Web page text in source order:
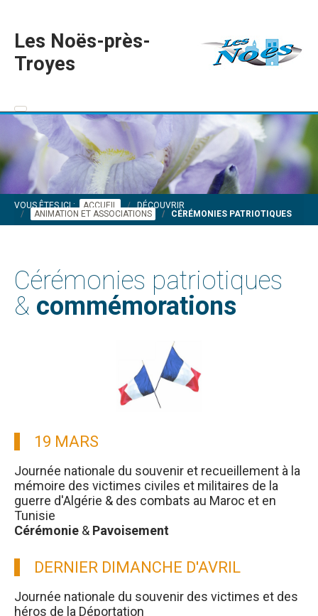
Les Noës-près-
Troyes
VOUS ÊTES ICI : ACCUEIL
DÉCOUVRIR
ANIMATION ET ASSOCIATIONS
CÉRÉMONIES PATRIOTIQUES
Cérémonies patriotiques
& commémorations
19 MARS
Journée nationale du souvenir et recueillement à la
mémoire des victimes civiles et militaires de la
guerre d'Algérie & des combats au Maroc et en
Tunisie
Cérémonie & Pavoisement
DERNIER DIMANCHE D'AVRIL
Journée nationale du souvenir des victimes et des
héros de la Déportation